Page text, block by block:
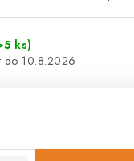
ks)
10.8.2026